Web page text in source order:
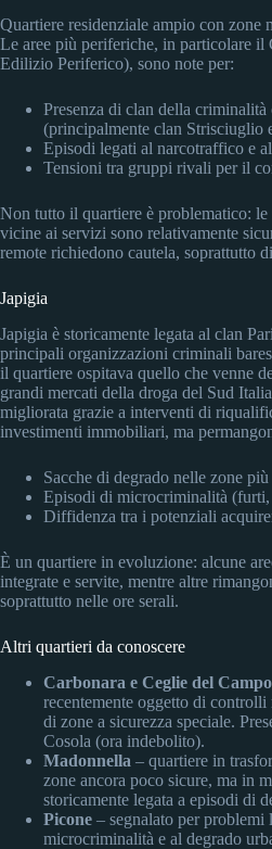
Quartiere residenziale ampio con zone
Le aree più periferiche, in particolare il
Edilizio Periferico), sono note per:
Presenza di clan della criminalità
(principalmente clan Strisciuglio
Episodi legati al narcotraffico e
Tensioni tra gruppi rivali per il
Non tutto il quartiere è problematico:
vicine ai servizi sono relativamente
remote richiedono cautela, soprattutto
Japigia
Japigia è storicamente legata al clan
principali organizzazioni criminali
il quartiere ospitava quello che venne
grandi mercati della droga del Sud
migliorata grazie a interventi di
investimenti immobiliari, ma
Sacche di degrado nelle zone
Episodi di microcriminalità
Diffidenza tra i potenziali
È un quartiere in evoluzione: alcune
integrate e servite, mentre altre
soprattutto nelle ore serali.
Altri quartieri da conoscere
Carbonara e Ceglie del Campo
recentemente oggetto di
di zone a sicurezza speciale.
Cosola (ora indebolito).
Madonnella – quartiere in
zone ancora poco sicure, ma in
storicamente legata a episodi di
Picone – segnalato per problemi
microcriminalità e al degrado